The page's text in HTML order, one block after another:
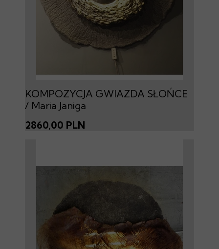
KOMPOZYCJA GWIAZDA SŁOŃCE
/ Maria Janiga
2860,00 PLN